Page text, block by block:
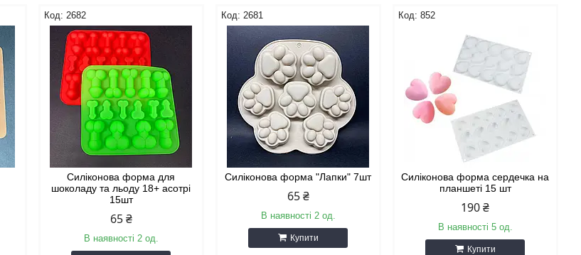
2682
Силіконова форма для
шоколаду та льоду 18+ асотрі
15шт
65 ₴
В наявності 2 од.
2681
Силіконова форма "Лапки" 7шт
65 ₴
В наявності 2 од.
Купити
852
Силіконова форма сердечка на
планшеті 15 шт
190 ₴
В наявності 5 од.
Купити